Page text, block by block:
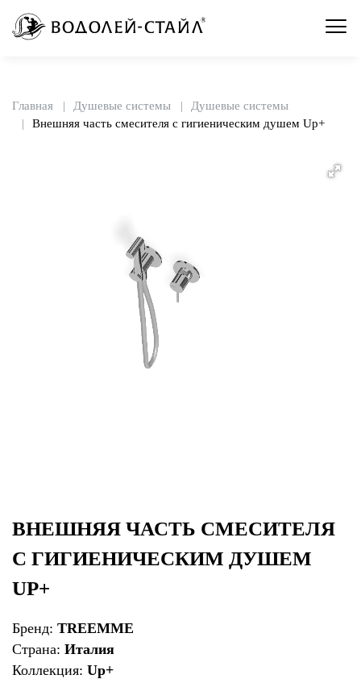
Главная Душевые системы
Душевые системы
Внешняя часть смесителя с гигиеническим душем Up+
ВНЕШНЯЯ ЧАСТЬ СМЕСИТЕЛЯ
С ГИГИЕНИЧЕСКИМ ДУШЕМ
UP+
Бренд: TREEMME
Страна: Италия
Коллекция: Up+